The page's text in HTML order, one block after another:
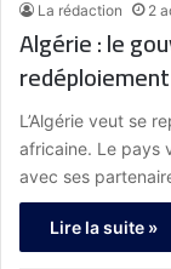
La rédaction 2
Algérie : le
L’Algérie veut se
africaine. Le pays
avec ses
Lire la suite »